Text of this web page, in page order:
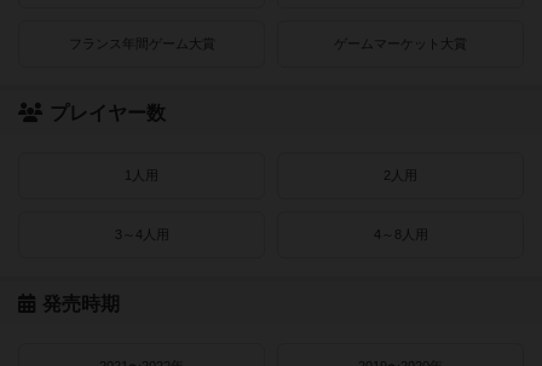
フランス年間ゲーム大賞 ゲームマーケット大賞
プレイヤー数
1人用 2人用
3～4人用 4～8人用
発売時期